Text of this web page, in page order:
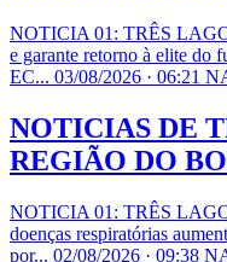
NOTICIA 01: TRÊS
e garante retorno à elite do
EC... 03/08/2026 · 06:21
NOTICIAS DE
REGIÃO DO
NOTICIA 01: TRÊS
doenças respiratórias
por... 02/08/2026 · 09:38